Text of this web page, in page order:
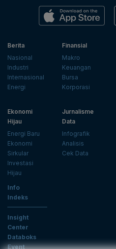
Berita
Nasional
Industri
Internasional
Energi
Finansial
Makro
Keuangan
Bursa
Korporasi
Ekonomi
Hijau
Energi Baru
Ekonomi
Sirkular
Investasi
Hijau
Jurnalisme
Data
Infografik
Analisis
Cek Data
Info
Indeks
Insight
Center
Databoks
Event